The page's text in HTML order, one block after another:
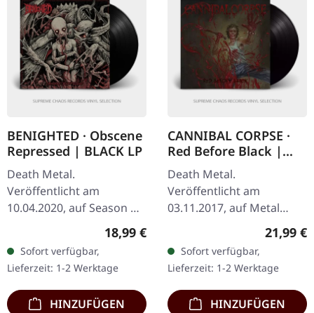
BENIGHTED · Obscene
Repressed | BLACK LP
Death Metal.
Veröffentlicht am
10.04.2020, auf Season Of
Mist. Schwarzes Vinyl im
Gatefold-Cover. "Obscene
Repressed" von
Benighted ist ein
brutales…
Regulärer Preis:
18,99 €
Sofort verfügbar,
Lieferzeit: 1-2 Werktage
HINZUFÜGEN
CANNIBAL CORPSE ·
Red Before Black |
BLACK LP
Death Metal.
Veröffentlicht am
03.11.2017, auf Metal
Blade Records. Schwarzes
Vinyl mit Poster. Cannibal
Corpse kehrt mit einem
unerbittlichen…
21,99 €
Sofort verfügbar,
Lieferzeit: 1-2 Werktage
HINZUFÜGEN